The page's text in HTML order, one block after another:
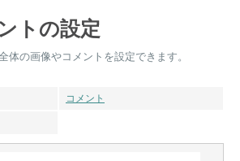
トの設定
体の画像やコメントを設定できます。
コメント